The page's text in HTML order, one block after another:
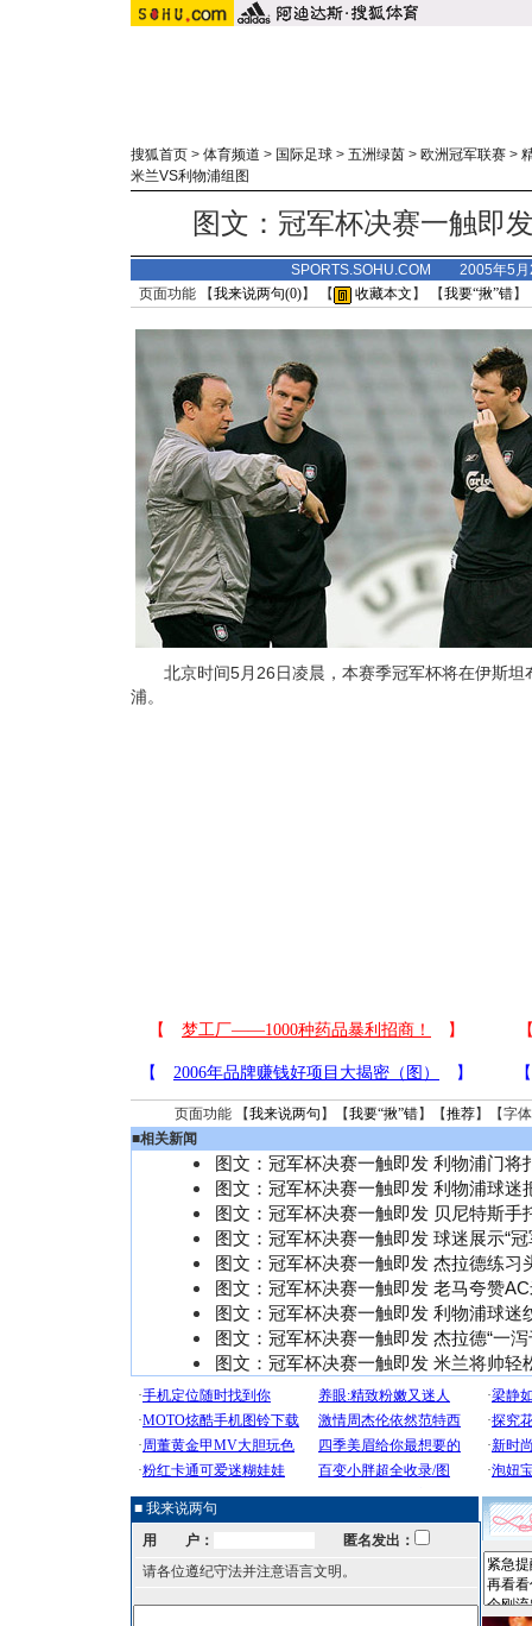
搜狐首页 > 体育频道 > 国际足球 > 五洲绿茵 > 欧洲冠军联赛 >
米兰VS利物浦组图
图文：冠军杯决赛一触即
SPORTS.SOHU.COM 2005年5
页面功能 【我来说两句(0)】 【 收藏本文 】 【我要“揪”错】
北京时间5月26日凌晨，本赛季冠军杯将在伊斯坦
浦。
页面功能 【我来说两句 】【我要“揪”错】【推荐】【字
■相关新闻
图文：冠军杯决赛一触即发 利物浦门将
图文：冠军杯决赛一触即发 利物浦球迷
图文：冠军杯决赛一触即发 贝尼特斯手
图文：冠军杯决赛一触即发 球迷展示“冠
图文：冠军杯决赛一触即发 杰拉德练习
图文：冠军杯决赛一触即发 老马夸赞
图文：冠军杯决赛一触即发 利物浦球迷
图文：冠军杯决赛一触即发 杰拉德“一泻
图文：冠军杯决赛一触即发 米兰将帅轻
■ 我来说两句
用 户：
匿名发出：
请各位遵纪守法并注意语言文明。